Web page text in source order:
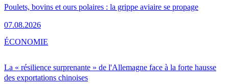
Poulets, bovins et ours polaires : la grippe aviaire se propage
07.08.2026
La « résilience surprenante » de l'Allemagne face à la forte hausse
des exportations chinoises
ÉCONOMIE